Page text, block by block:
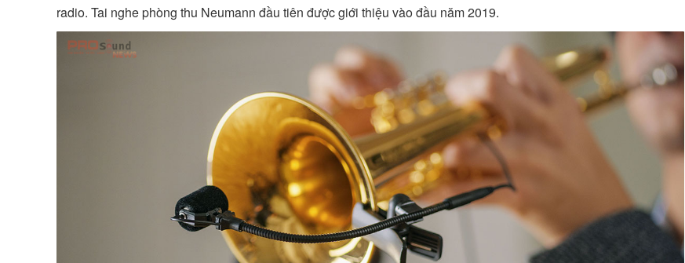
radio. Tai nghe phòng thu Neumann đầu tiên được giới thiệu vào đầu năm 2019.